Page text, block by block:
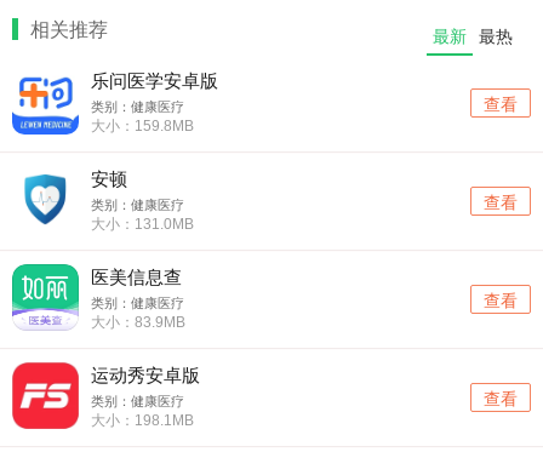
相关推荐 最新 最热
乐问医学安卓版
类别：健康医疗
大小：159.8MB
查看
安顿
类别：健康医疗
大小：131.0MB
查看
医美信息查
类别：健康医疗
大小：83.9MB
查看
运动秀安卓版
类别：健康医疗
大小：198.1MB
查看